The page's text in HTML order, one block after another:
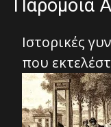
Παρόμοια
Ιστορικές
που